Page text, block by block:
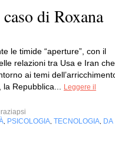
di Roxana
le timide “aperture”, con il
relazioni tra Usa e Iran che
ai temi
la Repubblica...
Leggere il
PSICOLOGIA TECNOLOGIA DA